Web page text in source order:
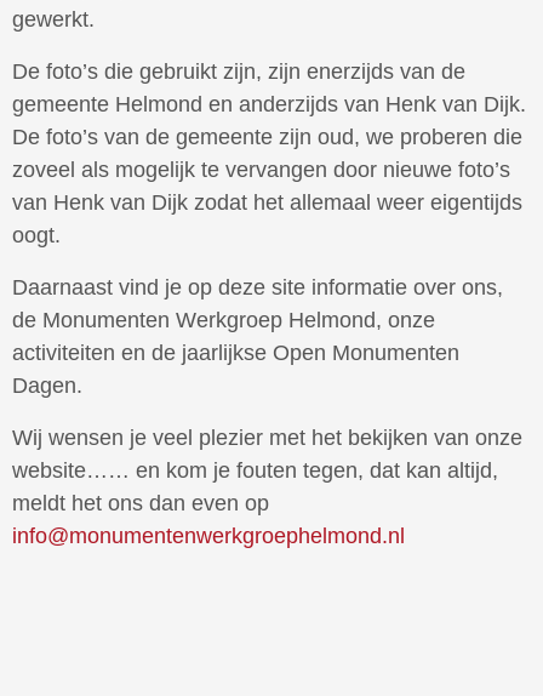
gewerkt.
De foto’s die gebruikt zijn, zijn enerzijds van de
gemeente Helmond en anderzijds van Henk van Dijk.
De foto’s van de gemeente zijn oud, we proberen die
zoveel als mogelijk te vervangen door nieuwe foto’s
van Henk van Dijk zodat het allemaal weer eigentijds
oogt.
Daarnaast vind je op deze site informatie over ons,
de Monumenten Werkgroep Helmond, onze
activiteiten en de jaarlijkse Open Monumenten
Dagen.
Wij wensen je veel plezier met het bekijken van onze
website…… en kom je fouten tegen, dat kan altijd,
meldt het ons dan even op
info@monumentenwerkgroephelmond.nl